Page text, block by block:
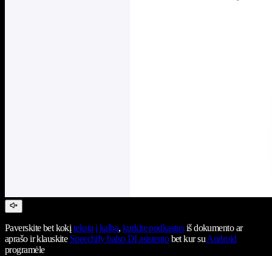
Paverskite bet kokįtekstą į kalbą, kurkite podkastusiš dokumento ar
aprašo ir klauskite Speechify balso DI asistentobet kur suAndroid
programėle